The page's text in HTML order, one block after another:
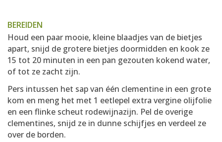
BEREIDEN
Houd een paar mooie, kleine blaadjes van de bietjes
apart, snijd de grotere bietjes doormidden en kook ze
15 tot 20 minuten in een pan gezouten kokend water,
of tot ze zacht zijn.
Pers intussen het sap van één clementine in een grote
kom en meng het met 1 eetlepel extra vergine olijfolie
en een flinke scheut rodewijnazijn. Pel de overige
clementines, snijd ze in dunne schijfjes en verdeel ze
over de borden.